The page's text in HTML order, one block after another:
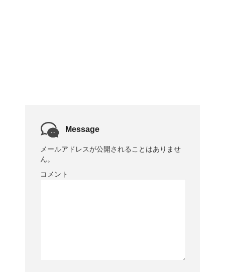
Message
メールアドレスが公開されることはありませ
ん。
コメント